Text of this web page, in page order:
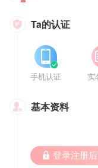
 Ta的认证

手机认证 实
 基本资料
 登录注册